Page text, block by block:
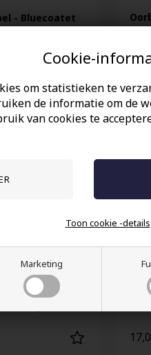
Cookie-
om statistieken te
de informatie om de
van cookies te
Marketing
Toon cookie -details
- Bluecoatet